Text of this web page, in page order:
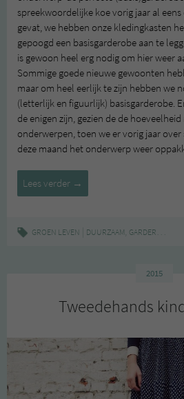
spreekwoordelijke koe vorig jaar al
gevat, we hebben onze kledingkasten
gepoogd een basisgarderobe aan te
is gewoon heel erg nodig om hier weer
Sommige goede nieuwe gewoonten
maar om heel eerlijk te zijn hebben we
(letterlijk en figuurlijk) basisgarderobe.
de enigen zijn, gezien de de
onderwerpen, toen we er vorig jaar
deze maand het onderwerp weer
Lees verder Een
duurzame
#1
→
GROEN LEVEN DUURZAAM, GARDEROBE
2015
Tweedehands